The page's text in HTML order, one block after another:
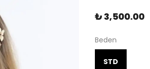
₺ 3,500.00
Beden
STD